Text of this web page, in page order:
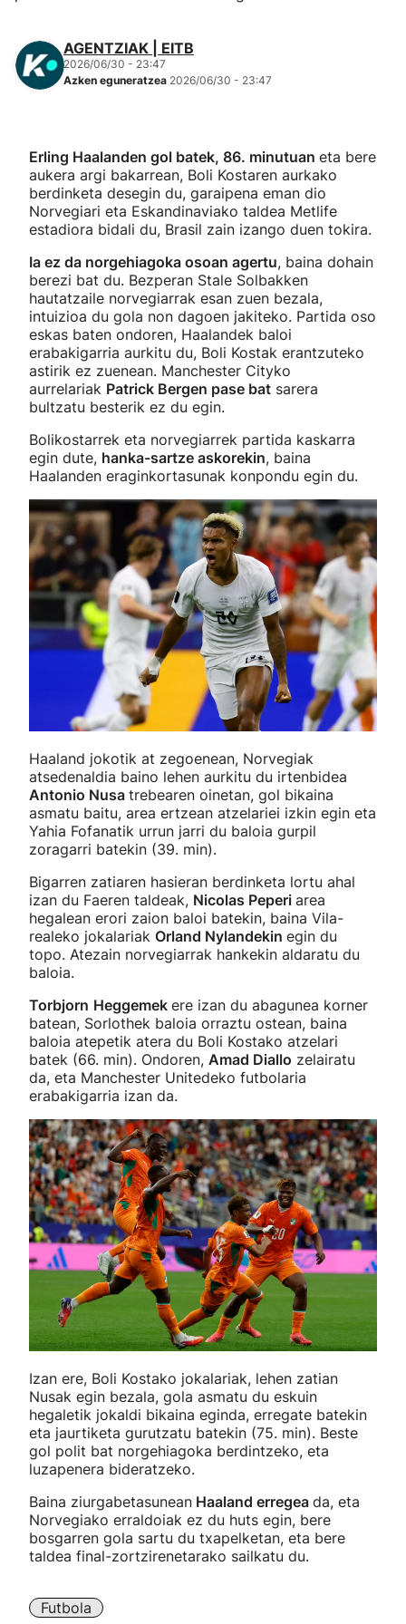
AGENTZIAK | EITB
2026/06/30 - 23:47
Azken eguneratzea 2026/06/30 - 23:47
Erling Haalanden gol batek, 86. minutuan eta bere
aukera argi bakarrean, Boli Kostaren aurkako
berdinketa desegin du, garaipena eman dio
Norvegiari eta Eskandinaviako taldea Metlife
estadiora bidali du, Brasil zain izango duen tokira.
Ia ez da norgehiagoka osoan agertu, baina dohain
berezi bat du. Bezperan Stale Solbakken
hautatzaile norvegiarrak esan zuen bezala,
intuizioa du gola non dagoen jakiteko. Partida oso
eskas baten ondoren, Haalandek baloi
erabakigarria aurkitu du, Boli Kostak erantzuteko
astirik ez zuenean. Manchester Cityko
aurrelariak Patrick Bergen pase bat sarera
bultzatu besterik ez du egin.
Bolikostarrek eta norvegiarrek partida kaskarra
egin dute, hanka-sartze askorekin, baina
Haalanden eraginkortasunak konpondu egin du.
Haaland jokotik at zegoenean, Norvegiak
atsedenaldia baino lehen aurkitu du irtenbidea
Antonio Nusa trebearen oinetan, gol bikaina
asmatu baitu, area ertzean atzelariei izkin egin eta
Yahia Fofanatik urrun jarri du baloia gurpil
zoragarri batekin (39. min).
Bigarren zatiaren hasieran berdinketa lortu ahal
izan du Faeren taldeak, Nicolas Peperi area
hegalean erori zaion baloi batekin, baina Vila-
realeko jokalariak Orland Nylandekin egin du
topo. Atezain norvegiarrak hankekin aldaratu du
baloia.
Torbjorn Heggemek ere izan du abagunea korner
batean, Sorlothek baloia orraztu ostean, baina
baloia atepetik atera du Boli Kostako atzelari
batek (66. min). Ondoren, Amad Diallo zelairatu
da, eta Manchester Unitedeko futbolaria
erabakigarria izan da.
Izan ere, Boli Kostako jokalariak, lehen zatian
Nusak egin bezala, gola asmatu du eskuin
hegaletik jokaldi bikaina eginda, erregate batekin
eta jaurtiketa gurutzatu batekin (75. min). Beste
gol polit bat norgehiagoka berdintzeko, eta
luzapenera bideratzeko.
Baina ziurgabetasunean Haaland erregea da, eta
Norvegiako erraldoiak ez du huts egin, bere
bosgarren gola sartu du txapelketan, eta bere
taldea final-zortzirenetarako sailkatu du.
Futbola